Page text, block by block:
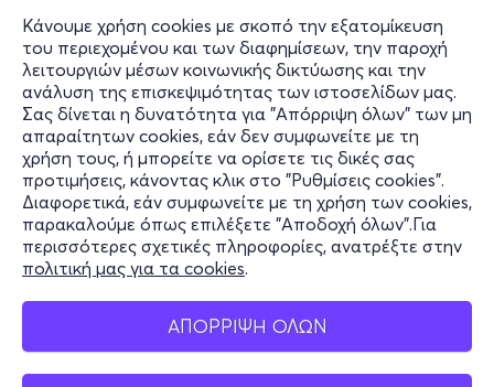
Κάνουμε χρήση cookies με σκοπό την εξατομίκευση
του περιεχομένου και των διαφημίσεων, την παροχή
λειτουργιών μέσων κοινωνικής δικτύωσης και την
ανάλυση της επισκεψιμότητας των ιστοσελίδων μας.
Σας δίνεται η δυνατότητα για "Απόρριψη όλων" των μη
απαραίτητων cookies, εάν δεν συμφωνείτε με τη
χρήση τους, ή μπορείτε να ορίσετε τις δικές σας
προτιμήσεις, κάνοντας κλικ στο "Ρυθμίσεις cookies".
Διαφορετικά, εάν συμφωνείτε με τη χρήση των cookies,
παρακαλούμε όπως επιλέξετε "Αποδοχή όλων".Για
περισσότερες σχετικές πληροφορίες, ανατρέξτε στην
πολιτική μας για τα cookies.
ΑΠΟΡΡΙΨΗ ΟΛΩΝ
Πληροφορίες
Υποστήριξη
Stay Connected
Mobile app